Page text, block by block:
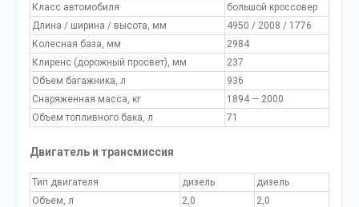
Класс автомобиля
большой кроссовер
Длина / ширина / высота, мм
4950 / 2008 / 1776
Колесная база, мм
2984
Клиренс (дорожный просвет), мм
237
Объем багажника, л
936
Снаряженная масса, кг
1894 — 2000
Объем топливного бака, л
71
Двигатель и трансмиссия
Тип двигателя дизель
дизель
Объем, л
2,0
2,0